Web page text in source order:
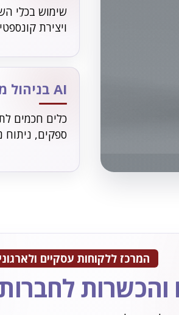
בחלק מהקורסים ב"דיפלומה" משולבים כלי בינה מלאכותית (AI) לצורכי
שימוש בכלֵי
ויצירת
AI בניהול מלאי ורכש
כלים חכמים
ספקים, ניתוח
המרכז ללקוחות עסקיים
והכשרות לחברות